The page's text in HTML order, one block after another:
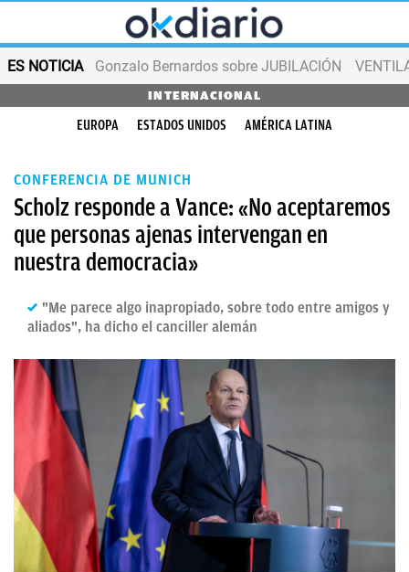
ES NOTICIA Gonzalo Bernardos sobre JUBILACIÓN
INTERNACIONAL
EUROPA ESTADOS UNIDOS AMÉRICA LATINA
CONFERENCIA DE MUNICH
Scholz responde a Vance: «No aceptaremos
que personas ajenas intervengan en
nuestra democracia»
"Me parece algo inapropiado, sobre todo entre amigos y
aliados", ha dicho el canciller alemán